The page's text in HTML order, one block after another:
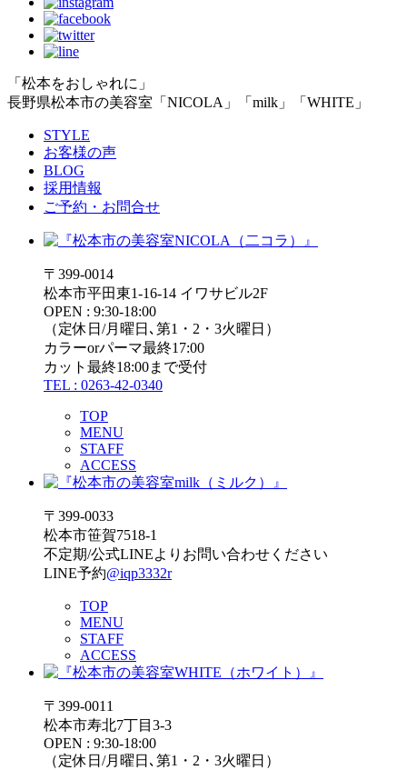
「松本をおしゃれに」
長野県松本市の美容室「NICOLA」「milk」「WHITE」
STYLE
お客様の声
BLOG
採用情報
ご予約・お問合せ
〒399-0014
松本市平田東1-16-14 イワサビル2F
OPEN : 9:30-18:00
（定休日/月曜日､第1・2・3火曜日）
カラーorパーマ最終17:00
カット最終18:00まで受付
TEL : 0263-42-0340
TOP
MENU
STAFF
ACCESS
〒399-0033
松本市笹賀7518-1
不定期/公式LINEよりお問い合わせください
LINE予約@iqp3332r
TOP
MENU
STAFF
ACCESS
〒399-0011
松本市寿北7丁目3-3
OPEN : 9:30-18:00
（定休日/月曜日､第1・2・3火曜日）